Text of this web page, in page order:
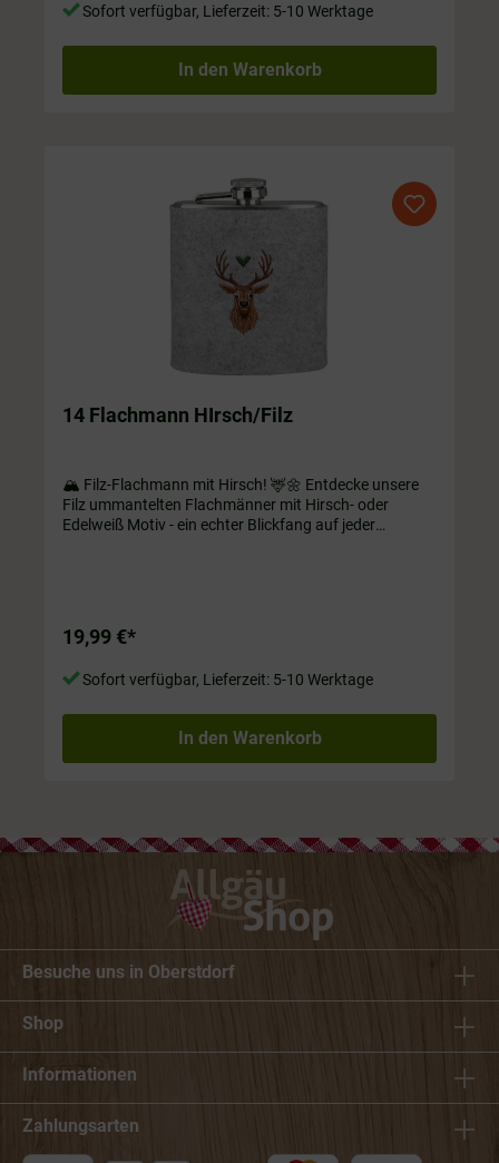
Sofort verfügbar, Lieferzeit: 5-10 Werktage
In den Warenkorb
14 Flachmann HIrsch/Filz
🏔️ Filz-Flachmann mit Hirsch! 🦌🌼 Entdecke unsere
Filz ummantelten Flachmänner mit Hirsch- oder
Edelweiß Motiv - ein echter Blickfang auf jeder
19,99 €*
Sofort verfügbar, Lieferzeit: 5-10 Werktage
In den Warenkorb
Besuche uns in Oberstdorf
Shop
Informationen
Zahlungsarten